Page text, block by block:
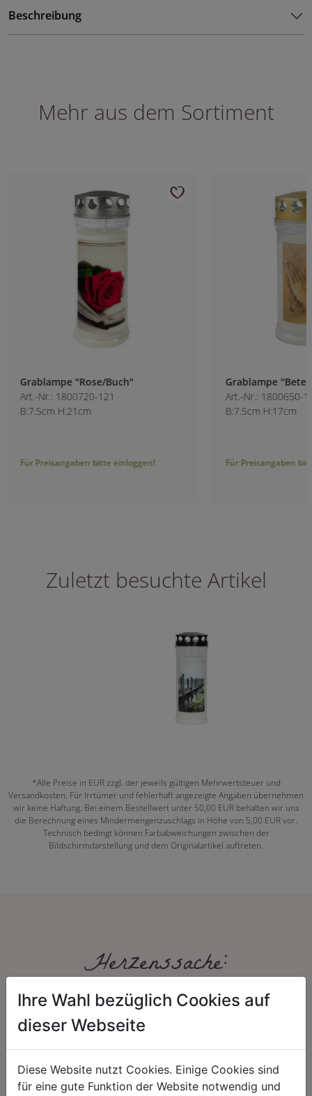
Beschreibung
Mehr aus dem Sortiment
Grablampe "Rose/Buch"
Art.-Nr.: 1800720-121
B:7.5cm H:21cm
Für Preisangaben bitte einloggen!
Grablampe
Art.-Nr.: 1800650-
B:7.5cm H:17cm
Für Preisangaben
Zuletzt besuchte Artikel
*Alle Preise in EUR zzgl. der jeweils gültigen Mehrwertsteuer und
Versandkosten. Für Irrtümer und fehlerhaft angezeigte Angaben übernehmen
wir keine Haftung. Bei einem Bestellwert unter 50,00 EUR behalten wir uns
die Berechnung eines Mindermengenzuschlags in Höhe von 5,00 EUR vor.
Technisch bedingt können Farbabweichungen zwischen der
Bildschirmdarstellung und dem Originalartikel auftreten.
Herzenssache:
Ihre Wahl bezüglich Cookies auf
dieser Webseite
Diese Website nutzt Cookies. Einige Cookies sind
für eine gute Funktion der Website notwendig und